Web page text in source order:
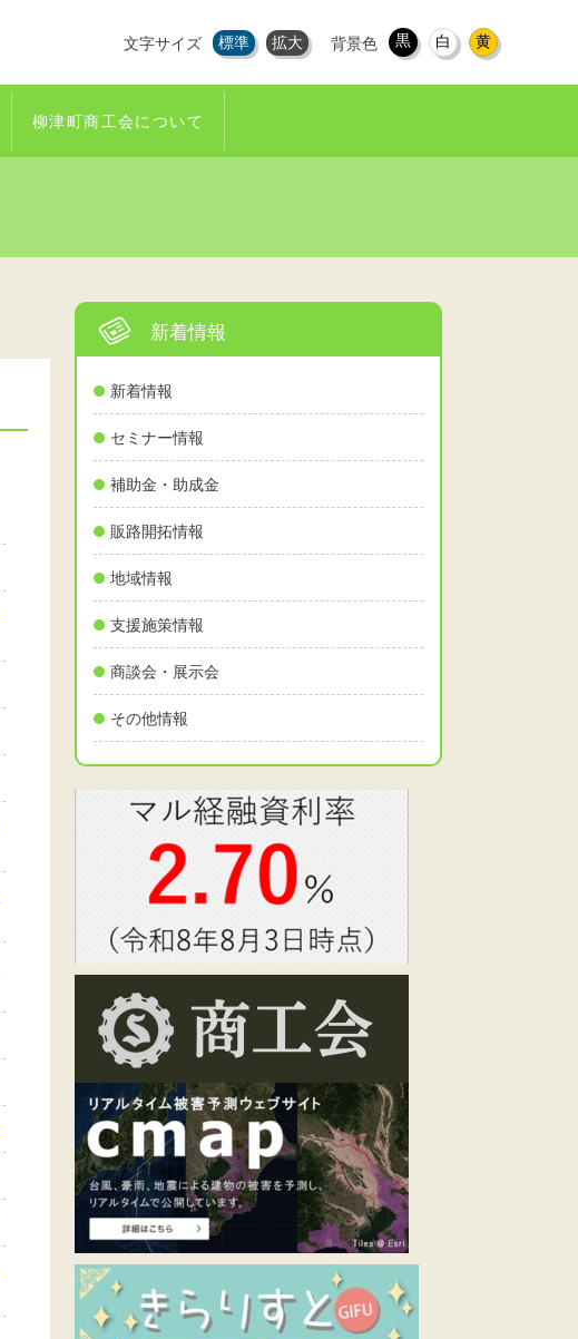
文字サイズ 標準 拡大 背景色 黒 白 黄
柳津町商工会について
新着情報
新着情報
セミナー情報
補助金・助成金
販路開拓情報
地域情報
支援施策情報
商談会・展示会
その他情報